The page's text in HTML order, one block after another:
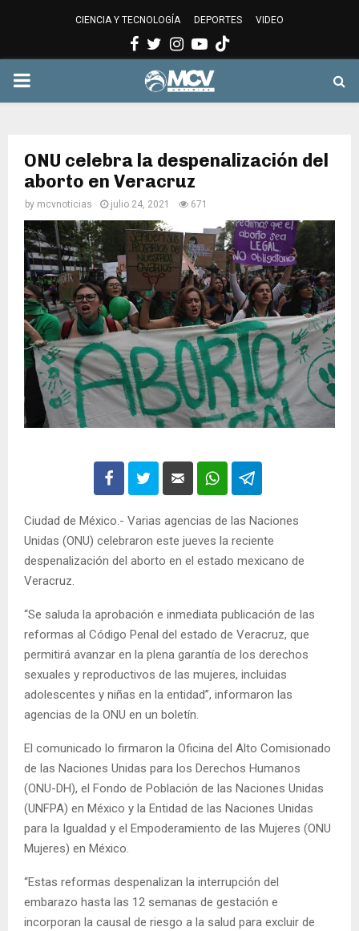
CIENCIA Y TECNOLOGÍA DEPORTES VIDEO
Facebook
Twitter
Instagram
Youtube
PRIMARY
ONU celebra la despenalización del
aborto en Veracruz
by mcvnoticias julio 24, 2021 671
Ciudad de México.- Varias agencias de las Naciones
Unidas (ONU) celebraron este jueves la reciente
despenalización del aborto en el estado mexicano de
Veracruz.
“Se saluda la aprobación e inmediata publicación de las
reformas al Código Penal del estado de Veracruz, que
permitirá avanzar en la plena garantía de los derechos
sexuales y reproductivos de las mujeres, incluidas
adolescentes y niñas en la entidad”, informaron las
agencias de la ONU en un boletín.
El comunicado lo firmaron la Oficina del Alto Comisionado
de las Naciones Unidas para los Derechos Humanos
(ONU-DH), el Fondo de Población de las Naciones Unidas
(UNFPA) en México y la Entidad de las Naciones Unidas
para la Igualdad y el Empoderamiento de las Mujeres (ONU
Mujeres) en México.
“Estas reformas despenalizan la interrupción del
embarazo hasta las 12 semanas de gestación e
incorporan la causal de riesgo a la salud para excluir de